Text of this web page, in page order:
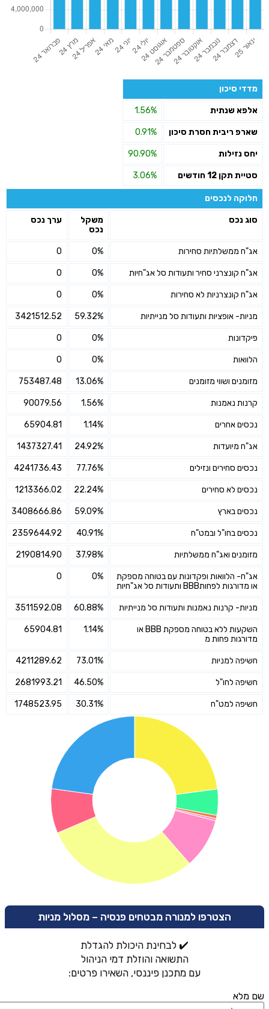
מדדי סיכון
אלפא שנתית 1.56%
שארפ ריבית חסרת סיכון 0.91%
יחס נזילות 90.90%
סטיית תקן 12 חודשים 3.06%
חלוקה לנכסים
סוג נכס
משקל
נכס
ערך נכס
אג"ח ממשלתיות סחירות 0%
0
אג"ח קונצרני סחיר ותעודות סל אג"חיות 0%
0
אג"ח קונצרניות לא סחירות 0%
0
מניות- אופציות ותעודות סל מנייתיות 59.32%
3421512.52
פיקדונות 0%
0
הלוואות 0%
0
מזומנים ושווי מזומנים 13.06%
753487.48
קרנות נאמנות 1.56%
90079.56
נכסים אחרים 1.14%
65904.81
אג"ח מיועדות 24.92%
1437327.41
נכסים סחירים ונזילים 77.76%
4241736.43
נכסים לא סחירים 22.24%
1213366.02
נכסים בארץ 59.09%
3408666.86
נכסים בחו"ל ובמט"ח 40.91%
2359644.92
מזומנים ואג"ח ממשלתיות 37.98%
2190814.90
אג"ח- הלוואות ופקדונות עם בטוחה מספקת
או מדורגות לפחותBBB ותעודות סל אג"חיות
0%
0
מניות- קרנות נאמנות ותעודות סל מנייתיות 60.88%
3511592.08
השקעות ללא בטוחה מספקת BBB או
מדורגות פחות מ
1.14%
65904.81
חשיפה למניות 73.01%
4211289.62
חשיפה לחו"ל 46.50%
2681993.21
חשיפה למט"ח 30.31%
1748523.95
הצטרפו למנורה מבטחים פנסיה – מסלול מניות
✔️ לבחינת היכולת להגדלת
התשואה והוזלת דמי הניהול
עם מתכנן פיננסי, השאירו פרטים:
שם מלא